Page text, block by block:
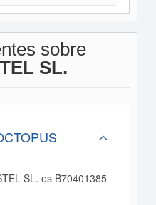
sobre
SL.
SL. es B70401385